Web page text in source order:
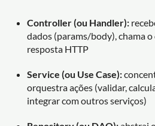
Controller (ou Handler):
dados (params/body), chama o
resposta HTTP
Service (ou Use Case):
orquestra ações (validar,
integrar com outros serviços)